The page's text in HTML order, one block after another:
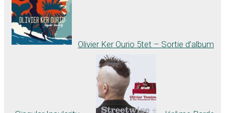
Olivier Ker Ourio 5tet – Sortie d’album